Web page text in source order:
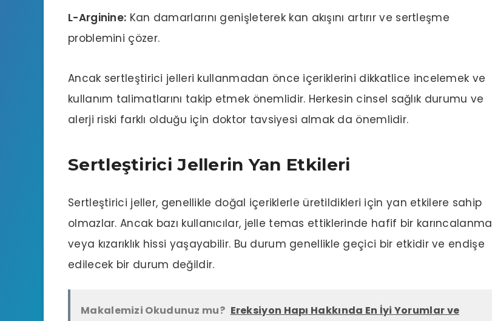
L-Arginine: Kan damarlarını genişleterek kan akışını artırır ve sertleşme
problemini çözer.
Ancak sertleştirici jelleri kullanmadan önce içeriklerini dikkatlice incelemek ve
kullanım talimatlarını takip etmek önemlidir. Herkesin cinsel sağlık durumu ve
alerji riski farklı olduğu için doktor tavsiyesi almak da önemlidir.
Sertleştirici Jellerin Yan Etkileri
Sertleştirici jeller, genellikle doğal içeriklerle üretildikleri için yan etkilere sahip
olmazlar. Ancak bazı kullanıcılar, jelle temas ettiklerinde hafif bir karıncalanma
veya kızarıklık hissi yaşayabilir. Bu durum genellikle geçici bir etkidir ve endişe
edilecek bir durum değildir.
Makalemizi Okudunuz mu? Ereksiyon Hapı Hakkında En İyi Yorumlar ve